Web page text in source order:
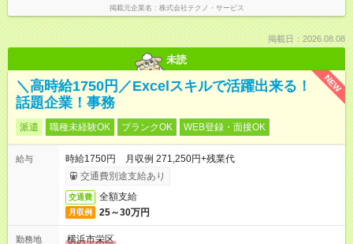
掲載元企業名 株式会社テクノ・サービス
掲載日：2026.08.08
未読
NEW
＼高時給1750円／Excelスキルで活躍出来る！
話題企業！事務
派遣 職種未経験OK ブランクOK WEB登録・面接OK
給与
時給1750円 月収例 271,250円+残業代
交通費別途支給あり
交通費 全額支給
月収例 25～30万円
勤務地
横浜市栄区